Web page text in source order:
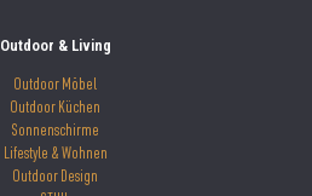
Outdoor & Living
Outdoor Möbel
Outdoor Küchen
Sonnenschirme
Lifestyle & Wohnen
Outdoor Design